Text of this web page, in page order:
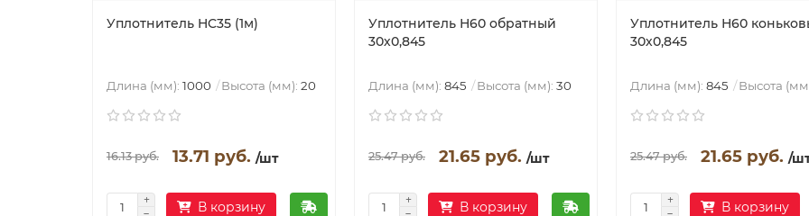
Уплотнитель HC35 (1м)
Длина (мм): 1000 Высота (мм): 20
16.13 руб. 13.71 руб. /шт
В корзину
Уплотнитель Н60 обратный
30х0,845
Длина (мм): 845 Высота (мм): 30
25.47 руб. 21.65 руб. /шт
В корзину
Уплотнитель Н60
30х0,845
Длина (мм): 845 Высота
25.47 руб. 21.65 руб. /
В корзину